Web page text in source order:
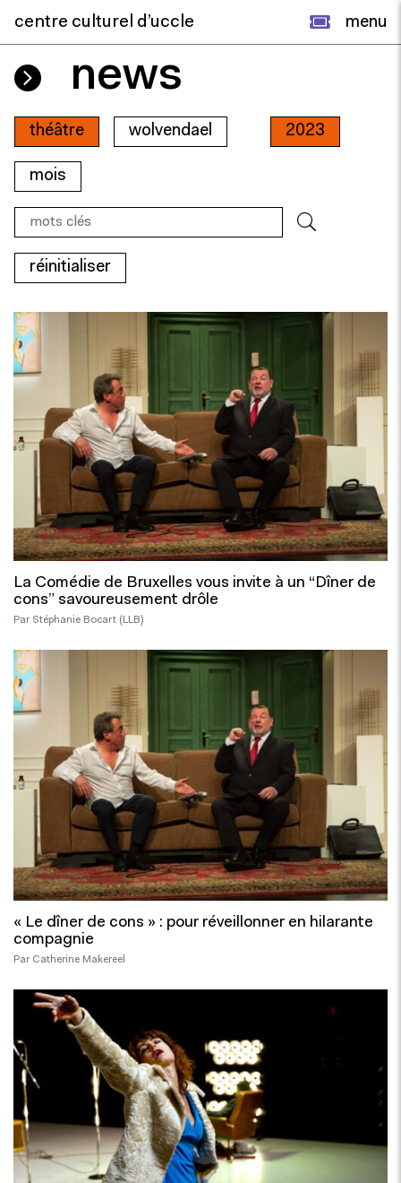
centre culturel d’uccle menu
news
théâtre wolvendael 2023
mois
réinitialiser
La Comédie de Bruxelles vous invite à un “Dîner de
cons” savoureusement drôle
Par Stéphanie Bocart (LLB)
« Le dîner de cons » : pour réveillonner en hilarante
compagnie
Par Catherine Makereel